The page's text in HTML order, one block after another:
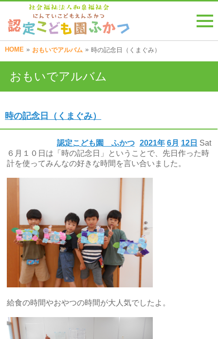
HOME » おもいでアルバム » 時の記念日（くまぐみ）
おもいでアルバム
時の記念日（くまぐみ）
2021年 6月 12日 Sat
認定こども園 ふかつ
６月１０日は「時の記念日」ということで、先日作った時
計を使ってみんなの好きな時間を言い合いました。
給食の時間やおやつの時間が大人気でしたよ。